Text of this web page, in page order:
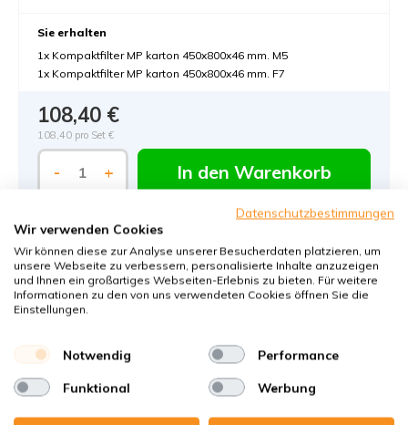
Sie erhalten
1x Kompaktfilter MP karton 450x800x46 mm. M5
1x Kompaktfilter MP karton 450x800x46 mm. F7
108,40 €
108,40 pro Set €
- + In den Warenkorb
FilterOnline:
Der KWL-Filter-Experte aus Deutschland
Datenschutzbestimmungen
Wir verwenden Cookies
Wir können diese zur Analyse unserer Besucherdaten platzieren, um
unsere Webseite zu verbessern, personalisierte Inhalte anzuzeigen
und Ihnen ein großartiges Webseiten-Erlebnis zu bieten. Für weitere
Informationen zu den von uns verwendeten Cookies öffnen Sie die
Einstellungen.
Notwendig Performance
Funktional Werbung